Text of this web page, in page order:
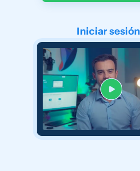
Iniciar sesión